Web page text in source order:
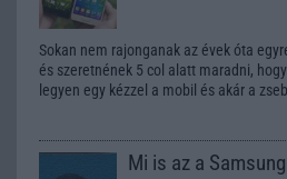
Sokan nem rajonganak az évek óta
és szeretnének 5 col alatt maradni,
legyen egy kézzel a mobil és akár a
Mi is az a